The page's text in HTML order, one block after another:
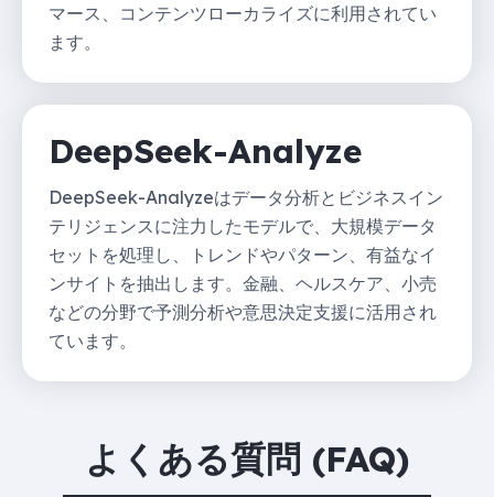
マース、コンテンツローカライズに利用されてい
ます。
DeepSeek-Analyze
DeepSeek-Analyzeはデータ分析とビジネスイン
テリジェンスに注力したモデルで、大規模データ
セットを処理し、トレンドやパターン、有益なイ
ンサイトを抽出します。金融、ヘルスケア、小売
などの分野で予測分析や意思決定支援に活用され
ています。
よくある質問 (FAQ)